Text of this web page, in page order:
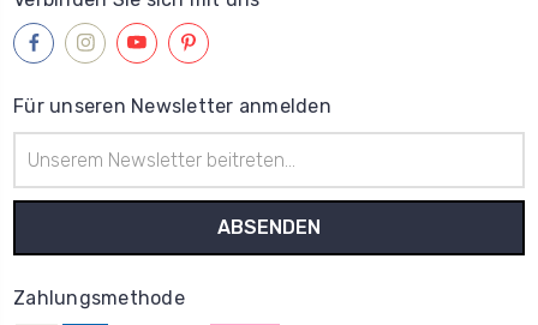
Für unseren Newsletter anmelden
Mail-
Adresse
Zahlungsmethode